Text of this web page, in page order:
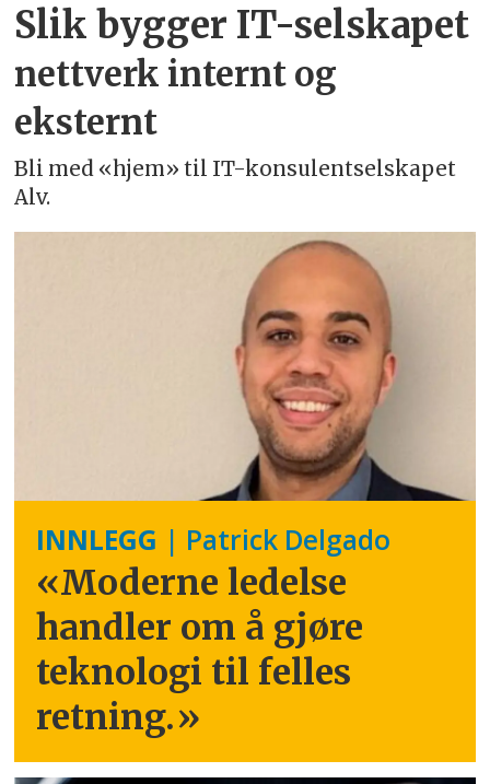
Slik bygger IT-selskapet
nettverk internt og
eksternt
Bli med «hjem» til IT-konsulentselskapet
Alv.
INNLEGG | Patrick Delgado
«Moderne ledelse
handler om å gjøre
teknologi til felles
retning.»